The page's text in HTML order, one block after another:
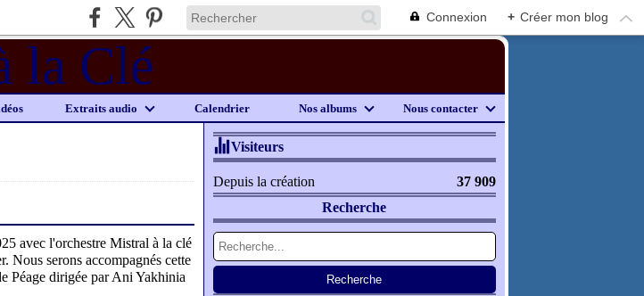
Connexion + Créer mon blog
Extraits audio Calendrier Nos albums Nous contacter
avec l'orchestre Mistral à la clé
Nous serons accompagnés cette
Péage dirigée par Ani Yakhinia
Visiteurs
Depuis la création
37 909
Recherche